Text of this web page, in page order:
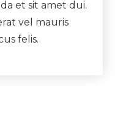
et sit amet dui.
vel mauris
felis.